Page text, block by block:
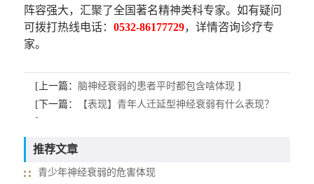
阵容强大，汇聚了全国著名精神类科专家。如有疑问
可拨打热线电话：0532-86177729，详情咨询诊疗专
家。
[上一篇： 脑神经衰弱的患者平时都包含啥体现]
[下一篇：
【表现】青年人迁延型神经衰弱有什么表现？
]
推荐文章
青少年神经衰弱的危害体现